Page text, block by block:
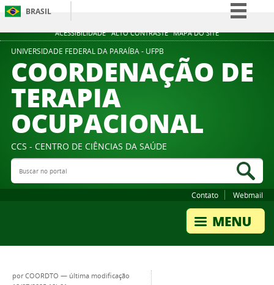
ACESSIBILIDADE ALTO CONTRASTE MAPA DO SITE
BRASIL
Simplifique!
Participe
Acesso à informação
Canais
UNIVERSIDADE FEDERAL DA PARAÍBA - UFPB
COORDENAÇÃO DE
TERAPIA
OCUPACIONAL
CCS - CENTRO DE CIÊNCIAS DA SAÚDE
Buscar no portal
Contato Webmail
porCOORDTO — última modificação